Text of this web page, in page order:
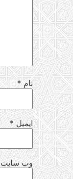
نام*
ایمیل*
وب‌ سایت